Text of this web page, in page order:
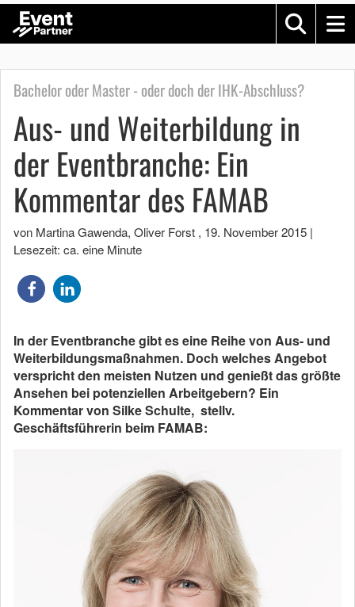
Bachelor oder Master - oder doch der IHK-Abschluss?
Aus- und Weiterbildung in
der Eventbranche: Ein
Kommentar des FAMAB
von Martina Gawenda, Oliver Forst , 19. November 2015 |
Lesezeit: ca. eine Minute
In der Eventbranche gibt es eine Reihe von Aus- und
Weiterbildungsmaßnahmen. Doch welches Angebot
verspricht den meisten Nutzen und genießt das größte
Ansehen bei potenziellen Arbeitgebern? Ein
Kommentar von Silke Schulte, stellv.
Geschäftsführerin beim FAMAB: